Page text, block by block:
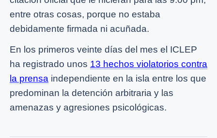
entre otras cosas, porque no estaba
debidamente firmada ni acuñada.
En los primeros veinte días del mes el ICLEP
ha registrado unos 13 hechos violatorios contra
la prensa independiente en la isla entre los que
predominan la detención arbitraria y las
amenazas y agresiones psicológicas.